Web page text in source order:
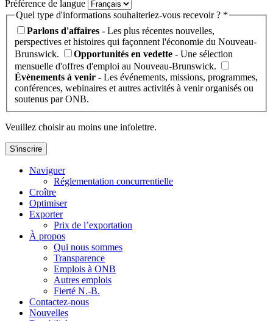
Préférence de langue
Quel type d'informations souhaiteriez-vous recevoir ? *
Parlons d'affaires - Les plus récentes nouvelles,
perspectives et histoires qui façonnent l'économie du Nouveau-
Brunswick.
Opportunités en vedette - Une sélection
mensuelle d'offres d'emploi au Nouveau-Brunswick.
Évènements à venir - Les événements, missions, programmes,
conférences, webinaires et autres activités à venir organisés ou
soutenus par ONB.
Veuillez choisir au moins une infolettre.
S'inscrire
Naviguer
Réglementation concurrentielle
Croître
Optimiser
Exporter
Prix de l’exportation
À propos
Qui nous sommes
Transparence
Emplois à ONB
Autres emplois
Fierté N.-B.
Contactez-nous
Nouvelles